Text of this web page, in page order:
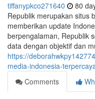
tiffanypkco271640 80
Republik merupakan situs
memberikan update
berpengalaman, Republik
data dengan objektif dan
https://
media-indonesia-
Comments